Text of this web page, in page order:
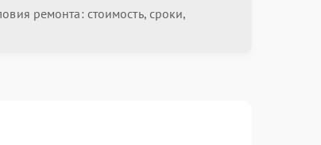
ремонта: стоимость, сроки,